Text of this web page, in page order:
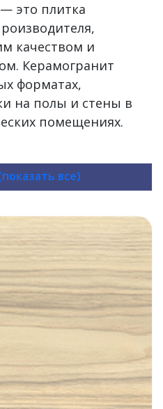
это плитка
качеством и
Керамогранит
форматах,
на полы и стены в
помещениях.
все)